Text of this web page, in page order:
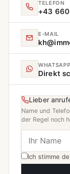
TELEFON
+43 660
E‑MAIL
WHATSAPP
Direkt
Lieber
Name und
der Regel noch
Ich stimme